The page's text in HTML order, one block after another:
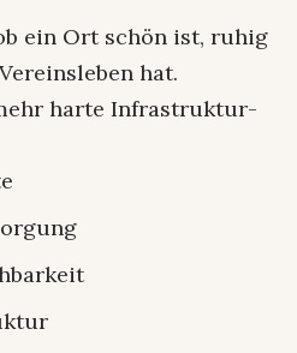
ein Ort schön ist, ruhig
hat.
harte Infrastruktur-